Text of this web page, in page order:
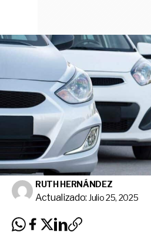
RUTH HERNÁNDEZ
Actualizado: Julio 25, 2025